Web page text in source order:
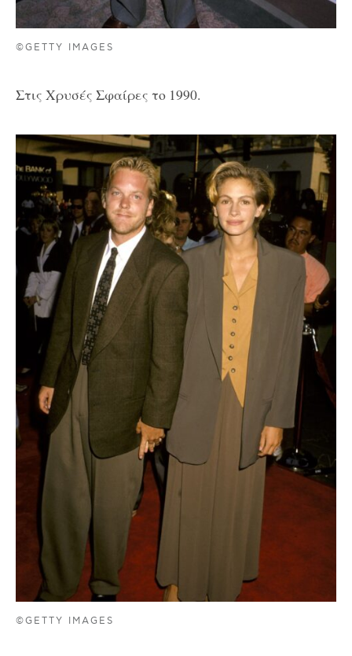
©GETTY IMAGES
Στις Χρυσές Σφαίρες το 1990.
©GETTY IMAGES